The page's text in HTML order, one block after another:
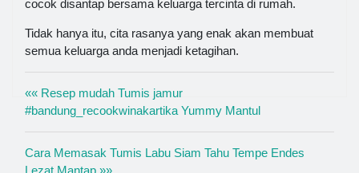
cocok disantap bersama keluarga tercinta di rumah.
Tidak hanya itu, cita rasanya yang enak akan membuat
semua keluarga anda menjadi ketagihan.
«« Resep mudah Tumis jamur
#bandung_recookwinakartika Yummy Mantul
Cara Memasak Tumis Labu Siam Tahu Tempe Endes